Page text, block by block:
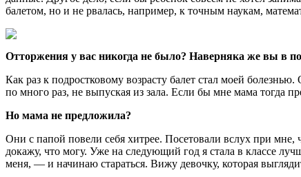
балетом, но и не рвалась, например, к точным наукам,
Отторжения у вас никогда не было? Наверняка же вы в
Как раз к подростковому возрасту балет стал моей
по много раз, не выпуская из зала. Если бы мне мама тогда
Но мама не предложила?
Они с папой повели себя хитрее. Посетовали вслух при мне,
докажу, что могу. Уже на следующий год я стала в классе
меня, — и начинаю стараться. Вижу девочку, которая